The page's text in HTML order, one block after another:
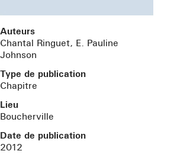
Auteurs
Chantal Ringuet, E. Pauline
Johnson
Type de publication
Chapitre
Lieu
Boucherville
Date de publication
2012